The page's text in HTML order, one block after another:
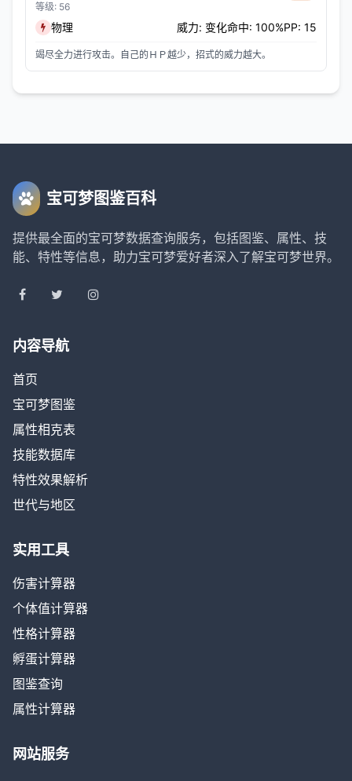
等级: 56
物理 威力: 变化命中: 100%PP: 15
竭尽全力进行攻击。自己的ＨＰ越少，招式的威力越大。
宝可梦图鉴百科
提供最全面的宝可梦数据查询服务，包括图鉴、属性、技
能、特性等信息，助力宝可梦爱好者深入了解宝可梦世界。
内容导航
首页
宝可梦图鉴
属性相克表
技能数据库
特性效果解析
世代与地区
实用工具
伤害计算器
个体值计算器
性格计算器
孵蛋计算器
图鉴查询
属性计算器
网站服务